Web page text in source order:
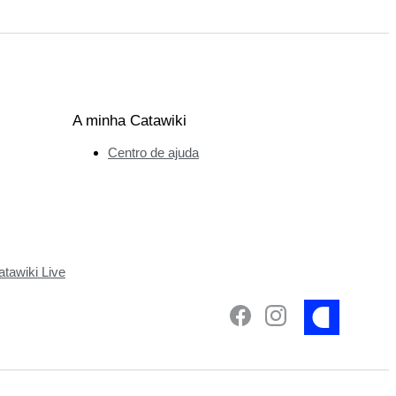
Live
A minha Catawiki
Centro de ajuda